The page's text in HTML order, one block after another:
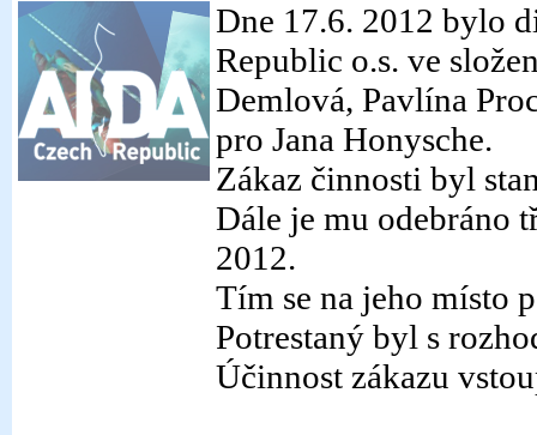
Dne 17.6. 2012 bylo
Republic o.s. ve
Demlová, Pavlína
pro Jana Honysche.
Zákaz činnosti byl
Dále je mu odebráno
2012.
Tím se na jeho místo
Potrestaný byl s
Účinnost zákazu